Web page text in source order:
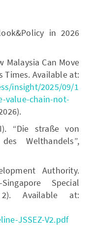
in 2026
Malaysia Can Move
Times. Available at:
insight/2025/09/1
value-chain-not-
“Die straße von
Welthandels”,
Authority.
Special
Available at:
JSSEZ-V2.pdf